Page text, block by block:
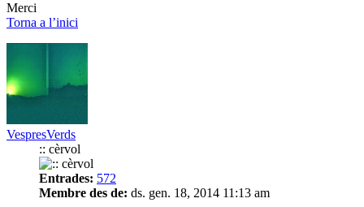
Merci
Torna a l’inici
VespresVerds
:: cèrvol
Entrades: 572
Membre des de: ds. gen. 18, 2014 11:13 am